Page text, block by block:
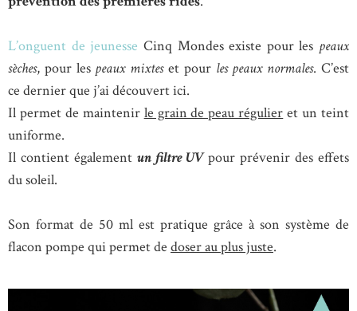
L’onguent de jeunesse Cinq Mondes existe pour les peaux
sèches, pour les peaux mixteset pour les peaux normales. C’est
ce dernier que j’ai découvert ici.
Il permet de maintenir le grain de peau régulier et un teint
uniforme.
Il contient également un filtre UVpour prévenir des effets
du soleil.
Son format de 50 ml est pratique grâce à son système de
flacon pompe qui permet de doser au plus juste.